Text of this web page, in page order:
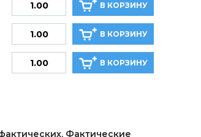
В КОРЗИНУ
В КОРЗИНУ
В КОРЗИНУ
Фактические